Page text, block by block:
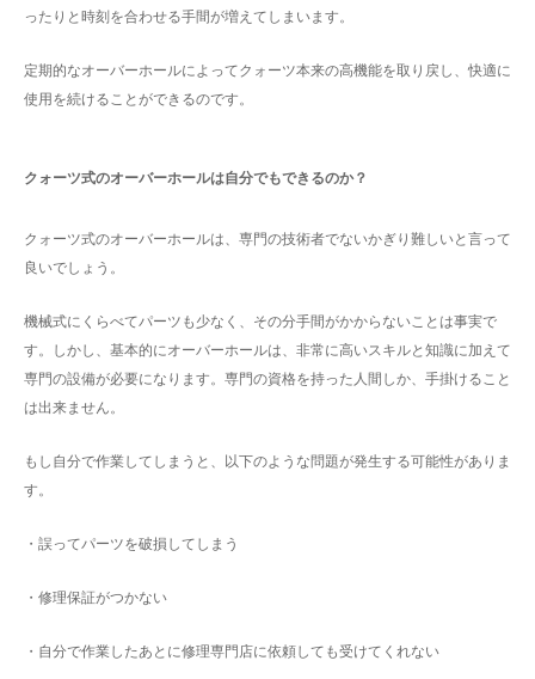
ったりと時刻を合わせる手間が増えてしまいます。
定期的なオーバーホールによってクォーツ本来の高機能を取り戻し、快適に
使用を続けることができるのです。
クォーツ式のオーバーホールは自分でもできるのか？
クォーツ式のオーバーホールは、専門の技術者でないかぎり難しいと言って
良いでしょう。
機械式にくらべてパーツも少なく、その分手間がかからないことは事実で
す。しかし、基本的にオーバーホールは、非常に高いスキルと知識に加えて
専門の設備が必要になります。専門の資格を持った人間しか、手掛けること
は出来ません。
もし自分で作業してしまうと、以下のような問題が発生する可能性がありま
す。
・誤ってパーツを破損してしまう
・修理保証がつかない
・自分で作業したあとに修理専門店に依頼しても受けてくれない